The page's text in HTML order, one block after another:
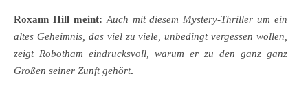
Roxann Hill meint: Auch mit diesem Mystery-Thriller um ein
altes Geheimnis, das viel zu viele, unbedingt vergessen wollen,
zeigt Robotham eindrucksvoll, warum er zu den ganz ganz
Großen seiner Zunft gehört.